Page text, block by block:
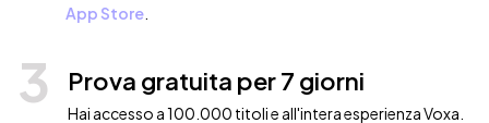
App Store
3 Prova gratuita per 7 giorni
Hai accesso a 100.000 titoli e all'intera esperienza Voxa.